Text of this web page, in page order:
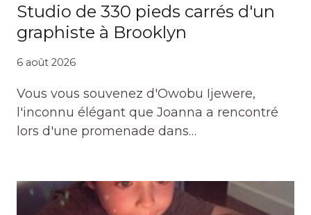
Studio de 330 pieds carrés d'un
graphiste à Brooklyn
6 août 2026
Vous vous souvenez d'Owobu Ijewere,
l'inconnu élégant que Joanna a rencontré
lors d'une promenade dans…